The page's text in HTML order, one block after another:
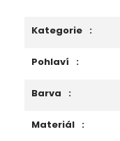
Kategorie :
Pohlaví :
Barva :
Materiál :